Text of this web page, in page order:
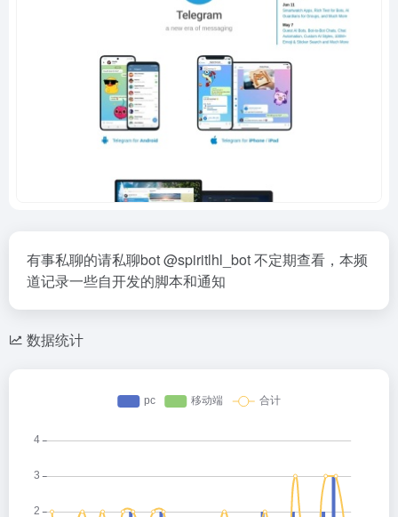
有事私聊的请私聊bot @spiritlhl_bot 不定期查看，本频
道记录一些自开发的脚本和通知
数据统计